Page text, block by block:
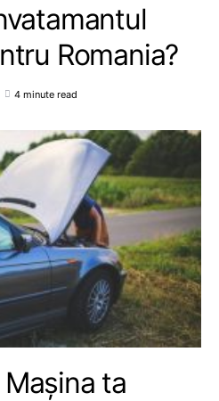
Romania?
4 minute read
Mașina ta